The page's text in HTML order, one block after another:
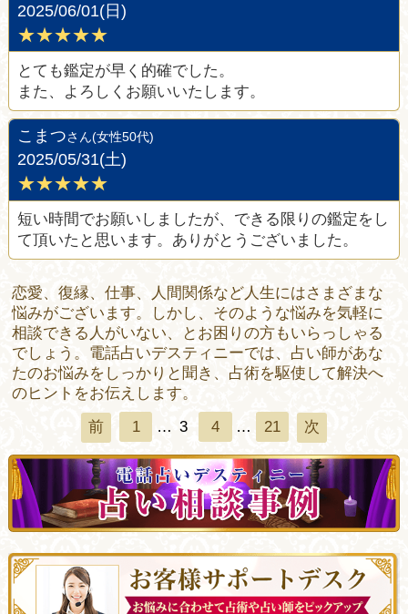
2025/06/01(日)
★★★★★
とても鑑定が早く的確でした。
また、よろしくお願いいたします。
こまつさん(女性50代)
2025/05/31(土)
★★★★★
短い時間でお願いしましたが、できる限りの鑑定をし
て頂いたと思います。ありがとうございました。
恋愛、復縁、仕事、人間関係など人生にはさまざまな
悩みがございます。しかし、そのような悩みを気軽に
相談できる人がいない、とお困りの方もいらっしゃる
でしょう。電話占いデスティニーでは、占い師があな
たのお悩みをしっかりと聞き、占術を駆使して解決へ
のヒントをお伝えします。
前
1 … 3 4 … 21 次